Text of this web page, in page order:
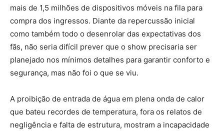
mais de 1,5 milhões de dispositivos móveis na fila para
compra dos ingressos. Diante da repercussão inicial
como também todo o desenrolar das expectativas dos
fãs, não seria difícil prever que o show precisaria ser
planejado nos mínimos detalhes para garantir conforto e
segurança, mas não foi o que se viu.
A proibição de entrada de água em plena onda de calor
que bateu recordes de temperatura, fora os relatos de
negligência e falta de estrutura, mostram a incapacidade